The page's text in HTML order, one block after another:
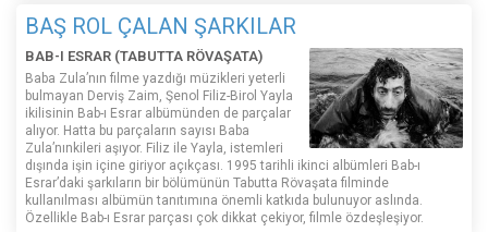
BAŞ ROL ÇALAN ŞARKILAR
BAB-I ESRAR (TABUTTA RÖVAŞATA)
Baba Zula’nın filme yazdığı müzikleri yeterli
bulmayan Derviş Zaim, Şenol Filiz-Birol Yayla
ikilisinin Bab-ı Esrar albümünden de parçalar
alıyor. Hatta bu parçaların sayısı Baba
Zula’nınkileri aşıyor. Filiz ile Yayla, istemleri
dışında işin içine giriyor açıkçası. 1995 tarihli ikinci albümleri Bab-ı
Esrar’daki şarkıların bir bölümünün Tabutta Rövaşata filminde
kullanılması albümün tanıtımına önemli katkıda bulunuyor aslında.
Özellikle Bab-ı Esrar parçası çok dikkat çekiyor, filmle özdeşleşiyor.